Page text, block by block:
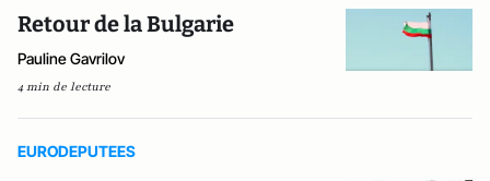
Retour de la Bulgarie
Pauline Gavrilov
4 min de lecture
EURODEPUTEES